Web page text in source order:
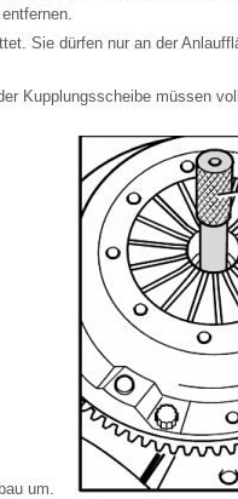
Sie dürfen nur an der
Kupplungsscheibe müssen
um.